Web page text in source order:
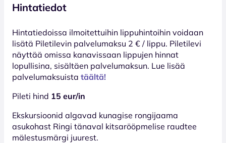
Hintatiedot
Hinta­tiedoissa ilmoitettuihin lippuhintoihin voidaan
lisätä Piletilevin palvelumaksu 2 € / lippu. Piletilevi
näyttää omissa kanavissaan lippujen hinnat
lopullisina, sisältäen palvelumaksun. Lue lisää
palvelumaksuista täältä!
Pileti hind 15 eur/in
Ekskursioonid algavad kunagise rongijaama
asukohast Ringi tänaval kitsarööpmelise raudtee
mälestusmärgi juurest.